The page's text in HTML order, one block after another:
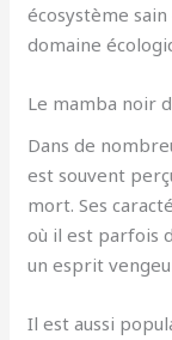
écosystème
domaine
Le mamba noir
Dans de
est souvent
mort. Ses
où il est parfois
un esprit
Il est aussi